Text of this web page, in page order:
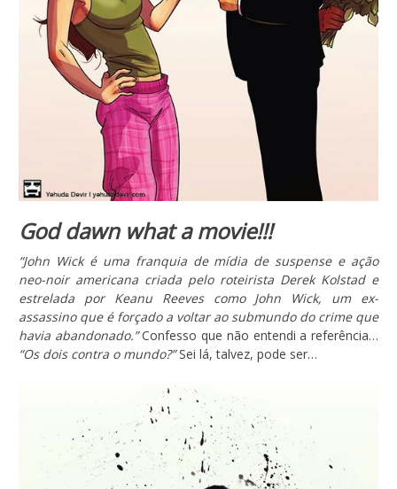
God dawn what a movie!!!
“John Wick é uma franquia de mídia de suspense e ação
neo-noir americana criada pelo roteirista Derek Kolstad e
estrelada por Keanu Reeves como John Wick, um ex-
assassino que é forçado a voltar ao submundo do crime que
havia abandonado.”Confesso que não entendi a referência…
“Os dois contra o mundo?”Sei lá, talvez, pode ser…